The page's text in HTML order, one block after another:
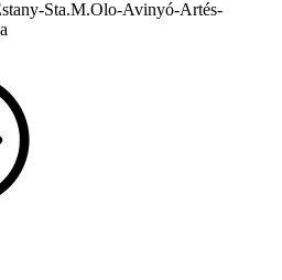
Sta.M.Olo-Avinyó-Artés-